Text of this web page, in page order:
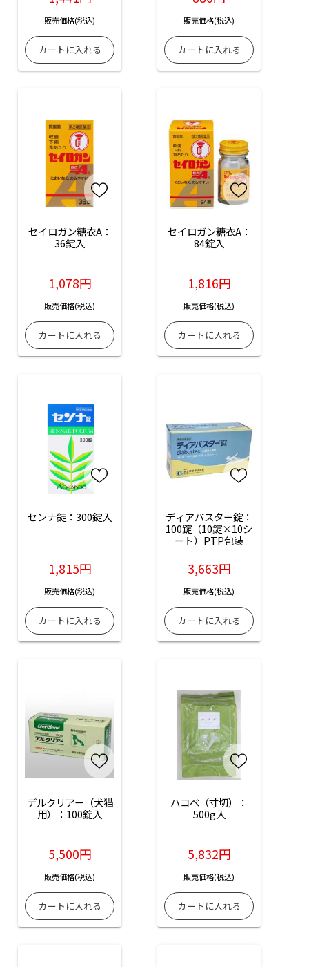
販売価格(税込) 販売価格(税込)
セイロガン糖衣A：
36錠入
1,078円
販売価格(税込)
セイロガン糖衣A：
84錠入
1,816円
販売価格(税込)
センナ錠：300錠入
1,815円
販売価格(税込)
ディアバスター錠：
100錠（10錠×10シ
ート）PTP包装
3,663円
販売価格(税込)
デルクリアー（犬猫
用）：100錠入
5,500円
販売価格(税込)
ハコベ（寸切）：
500g入
5,832円
販売価格(税込)